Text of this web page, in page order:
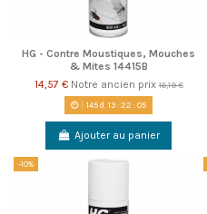
HG - Contre Moustiques, Mouches
& Mites 14415B
14,57 € Notre ancien prix16,19 €
145d. 13:22 :05
Ajouter au panier
-10%